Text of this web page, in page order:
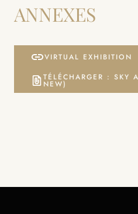
ANNEXES
VIRTUAL EXHIBITION
TÉLÉCHARGER : SKY
NEW)